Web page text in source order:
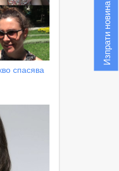
спасява
Изпрати новина